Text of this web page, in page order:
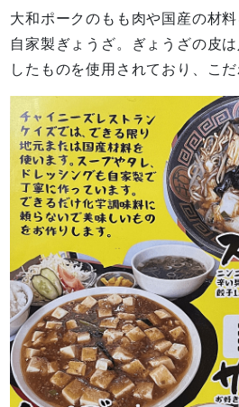
大和ポークのもも肉や国産の材
自家製ぎょうざ。ぎょうざの皮
したものを使用されており、こ